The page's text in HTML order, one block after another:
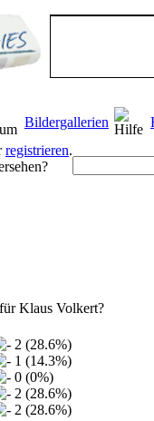
Bildergallerien
registrieren.
Klaus Volkert?
2 (28.6%)
1 (14.3%)
0 (0%)
2 (28.6%)
2 (28.6%)